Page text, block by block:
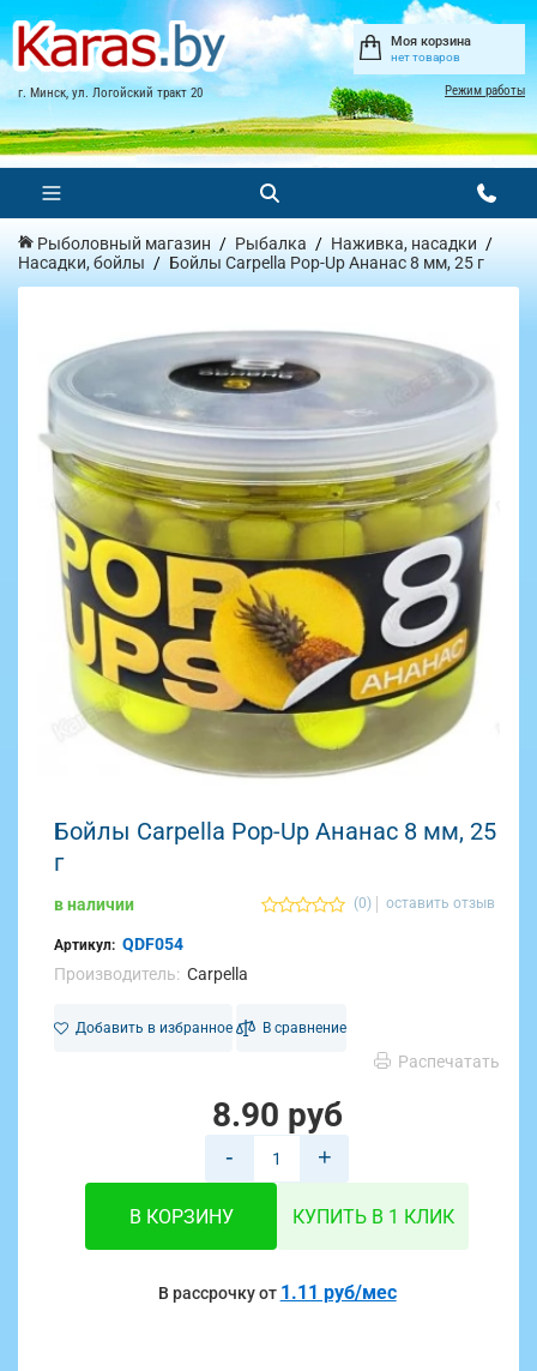
г. Минск, ул. Логойский тракт 20
Моя корзина
нет товаров
Режим работы
Рыболовный магазин Рыбалка
Наживка, насадки
Насадки, бойлы
Бойлы Carpella Pop-Up Ананас 8 мм, 25 г
Бойлы Carpella Pop-Up Ананас 8 мм, 25
г
в наличии (0) оставить отзыв
Артикул: QDF054
Производитель: Carpella
Добавить в избранное В сравнение
Распечатать
8.90 руб
- +
В КОРЗИНУ КУПИТЬ В 1 КЛИК
В рассрочку от 1.11 руб/мес